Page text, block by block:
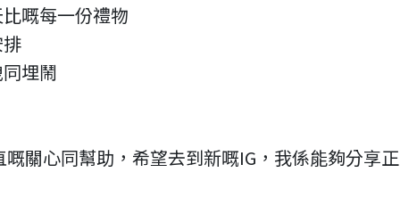
嘅每一份禮物
埋鬧
關心同幫助，希望去到新嘅IG，我係能夠分享